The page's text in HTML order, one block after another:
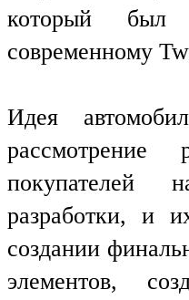
который
современному
Идея
рассмотрение
покупателей
разработки, и
создании
элементов,